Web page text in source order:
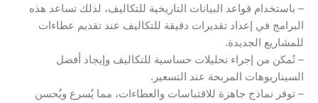
– باستخدام قواعد البيانات التاريخية للتكاليف، لذلك تساعد هذه
البرامج في إعداد تقديرات دقيقة للتكاليف عند تقديم عطاءات
للمشاريع الجديدة.
– تُمكن من إجراء تحليلات حساسية للتكاليف وإيجاد أفضل
السيناريوهات المربحة عند التسعير.
– توفر نماذج جاهزة للاقتباسات والعطاءات، مما يُسرع ويُحسن